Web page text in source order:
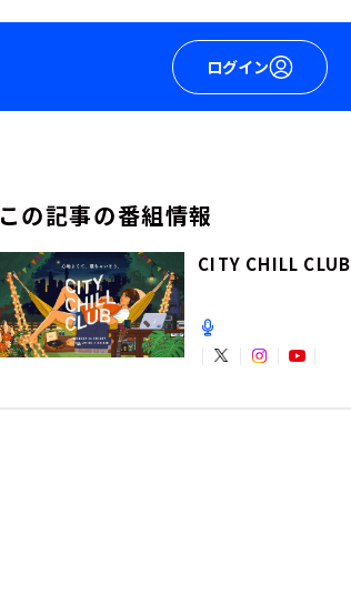
ログイン
この記事の番組情報
CITY CHILL CLUB